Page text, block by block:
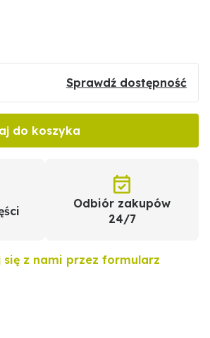
Sprawdź dostępność
do koszyka
Odbiór zakupów
24/7
z nami przez formularz